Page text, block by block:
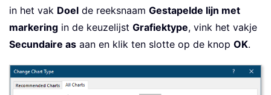
in het vak Doel de reeksnaam Gestapelde lijn met
markering in de keuzelijst Grafiektype, vink het vakje
Secundaire as aan en klik ten slotte op de knop OK.